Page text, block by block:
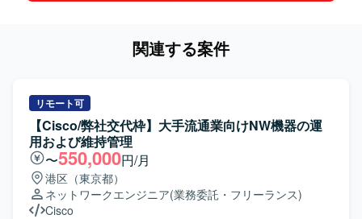
関連する案件
リモート可
【Cisco/弊社交代枠】大手流通業向けNW機器の運
用および維持管理
〜550,000円/月
港区（東京都）
ネットワークエンジニア(業務委託・フリーランス)
Cisco